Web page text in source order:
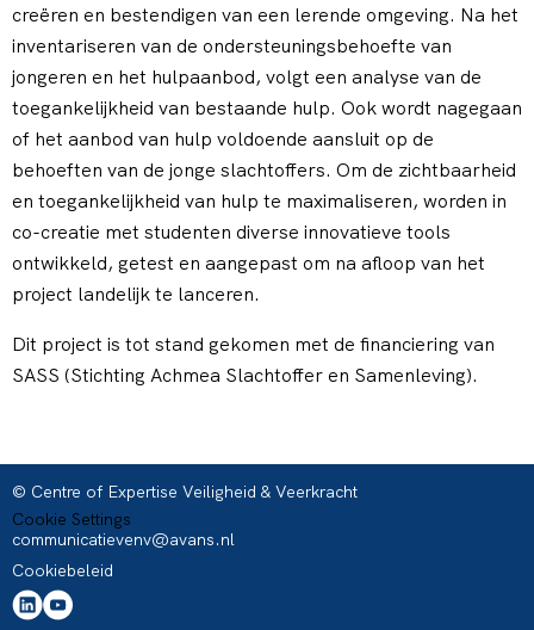
creëren en bestendigen van een lerende omgeving. Na het
inventariseren van de ondersteuningsbehoefte van
jongeren en het hulpaanbod, volgt een analyse van de
toegankelijkheid van bestaande hulp. Ook wordt nagegaan
of het aanbod van hulp voldoende aansluit op de
behoeften van de jonge slachtoffers. Om de zichtbaarheid
en toegankelijkheid van hulp te maximaliseren, worden in
co-creatie met studenten diverse innovatieve tools
ontwikkeld, getest en aangepast om na afloop van het
project landelijk te lanceren.
Dit project is tot stand gekomen met de financiering van
SASS (Stichting Achmea Slachtoffer en Samenleving).
© Centre of Expertise Veiligheid & Veerkracht
Cookie Settings
communicatievenv@avans.nl
Cookiebeleid